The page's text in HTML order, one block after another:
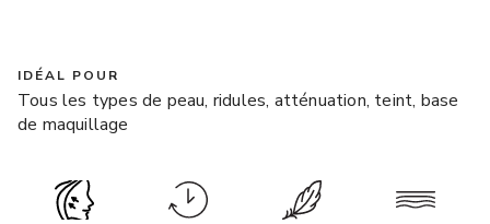
IDÉAL POUR
Tous les types de peau, ridules, atténuation, teint, base
de maquillage